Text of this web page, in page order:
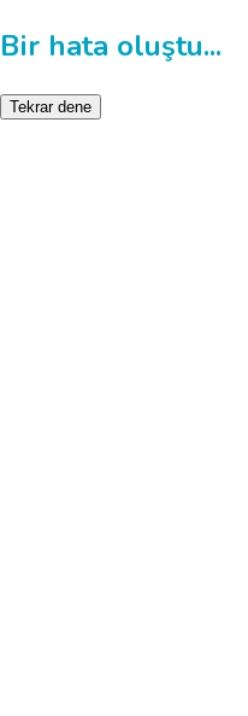
Bir hata oluştu...
Tekrar dene